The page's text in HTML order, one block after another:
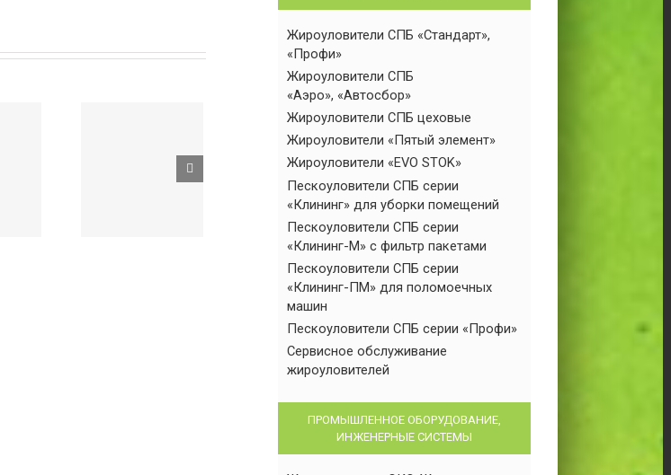
Жироуловители СПБ «Стандарт»,
«Профи»
Жироуловители СПБ
«Аэро», «Автосбор»
Жироуловители СПБ цеховые
Жироуловители «Пятый элемент»
Жироуловители «EVO STOK»
Пескоуловители СПБ серии
«Клининг» для уборки помещений
Пескоуловители СПБ серии
«Клининг-М» с фильтр пакетами
Пескоуловители СПБ серии
«Клининг-ПМ» для поломоечных
машин
Пескоуловители СПБ серии «Профи»
Сервисное обслуживание
жироуловителей
ПРОМЫШЛЕННОЕ ОБОРУДОВАНИЕ,
ИНЖЕНЕРНЫЕ СИСТЕМЫ